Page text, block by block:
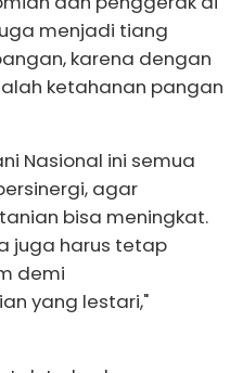
menjadi tiang
karena dengan
ketahanan pangan
Nasional ini semua
agar
bisa meningkat.
juga harus tetap
demi
yang lestari,"